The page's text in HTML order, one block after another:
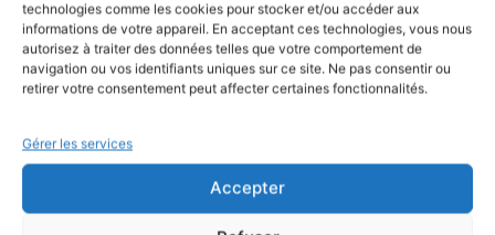
technologies comme les cookies pour stocker et/ou accéder aux
informations de votre appareil. En acceptant ces technologies, vous nous
autorisez à traiter des données telles que votre comportement de
navigation ou vos identifiants uniques sur ce site. Ne pas consentir ou
retirer votre consentement peut affecter certaines fonctionnalités.
Gérer les services
Accepter
VOIR LE PRODUIT
Collier Marina
Collier Marina Laissez-vous séduire par le charme
intemporel du collier Marina, une…